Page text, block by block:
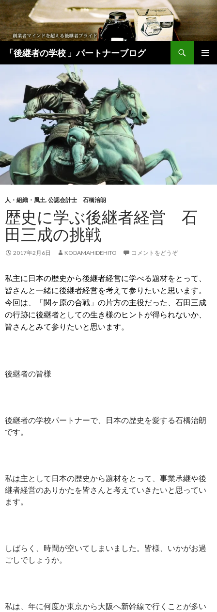
「後継者の学校 」パートナーブログ
検
移
人・組織・風土, 公認会計士 石橋治朗
歴史に学ぶ後継者経営 石
田三成の挑戦
2017年2月6日 KODAMAHIDEHITO コメントをどうぞ
私主に日本の歴史から後継者経営に学べる題材をとって、
皆さんと一緒に後継者経営を考えて参りたいと思います。
今回は、「関ヶ原の合戦」の片方の主役だった、石田三成
の行跡に後継者としての生き様のヒントが得られないか、
皆さんとみて参りたいと思います。
後継者の皆様
後継者の学校パートナーで、日本の歴史を愛する石橋治朗
です。
私は主として日本の歴史から題材をとって、事業承継や後
継者経営のありかたを皆さんと考えていきたいと思ってい
ます。
しばらく、時間が空いてしまいました。皆様、いかがお過
ごしでしょうか。
私は、年に何度か東京から大阪へ新幹線で行くことが多い